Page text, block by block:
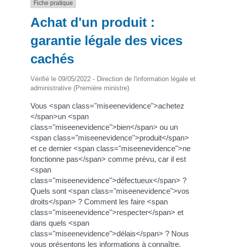
Fiche pratique
Achat d'un produit :
garantie légale des vices
cachés
Vérifié le 09/05/2022 - Direction de l'information légale et
administrative (Première ministre)
Vous <span class="miseenevidence">achetez
</span>un <span
class="miseenevidence">bien</span> ou un
<span class="miseenevidence">produit</span>
et ce dernier <span class="miseenevidence">ne
fonctionne pas</span> comme prévu, car il est
<span
class="miseenevidence">défectueux</span> ?
Quels sont <span class="miseenevidence">vos
droits</span> ? Comment les faire <span
class="miseenevidence">respecter</span> et
dans quels <span
class="miseenevidence">délais</span> ? Nous
vous présentons les informations à connaître.